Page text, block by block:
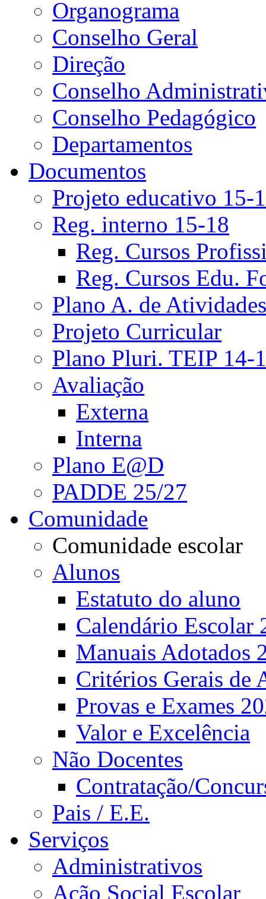
Organograma
Conselho Geral
Direção
Conselho
Conselho Pedagógico
Departamentos
Documentos
Projeto educativo 15-
Reg. interno 15-18
Reg. Cursos
Reg. Cursos Edu.
Plano A. de Atividades
Projeto Curricular
Plano Pluri. TEIP 14-
Avaliação
Externa
Interna
Plano E@D
PADDE 25/27
Comunidade
Comunidade escolar
Alunos
Estatuto do aluno
Calendário Escolar
Manuais Adotados
Critérios Gerais de
Provas e Exames
Valor e Excelência
Não Docentes
Contratação/
Pais / E.E.
Serviços
Administrativos
Ação Social Escolar